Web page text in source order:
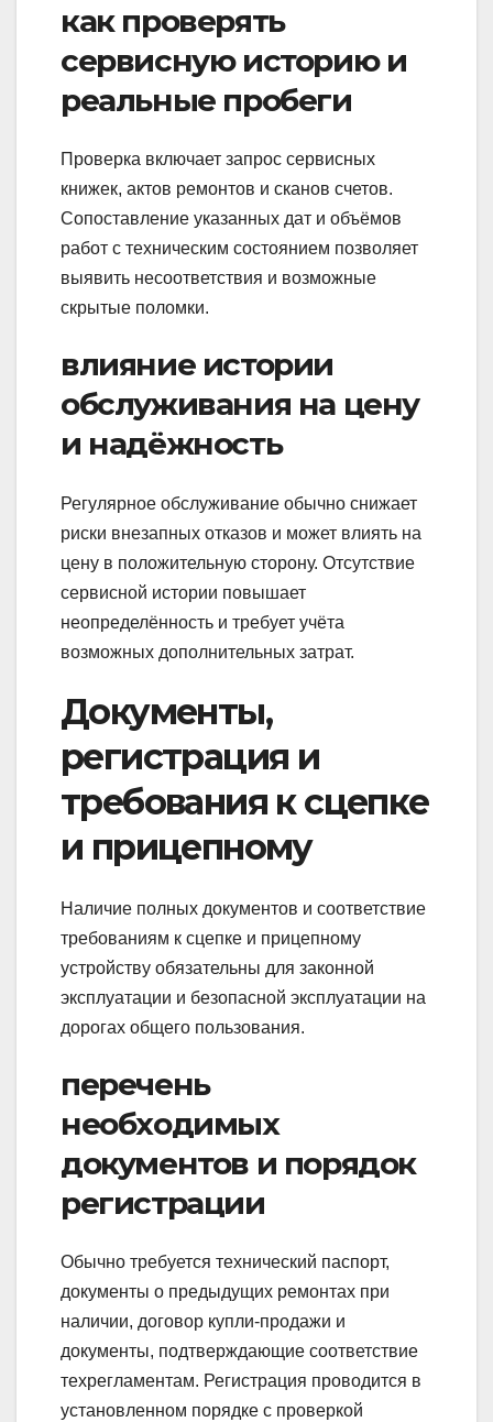
как проверять
сервисную историю и
реальные пробеги
Проверка включает запрос сервисных
книжек, актов ремонтов и сканов счетов.
Сопоставление указанных дат и объёмов
работ с техническим состоянием позволяет
выявить несоответствия и возможные
скрытые поломки.
влияние истории
обслуживания на цену
и надёжность
Регулярное обслуживание обычно снижает
риски внезапных отказов и может влиять на
цену в положительную сторону. Отсутствие
сервисной истории повышает
неопределённость и требует учёта
возможных дополнительных затрат.
Документы,
регистрация и
требования к сцепке
и прицепному
Наличие полных документов и соответствие
требованиям к сцепке и прицепному
устройству обязательны для законной
эксплуатации и безопасной эксплуатации на
дорогах общего пользования.
перечень
необходимых
документов и порядок
регистрации
Обычно требуется технический паспорт,
документы о предыдущих ремонтах при
наличии, договор купли-продажи и
документы, подтверждающие соответствие
техрегламентам. Регистрация проводится в
установленном порядке с проверкой